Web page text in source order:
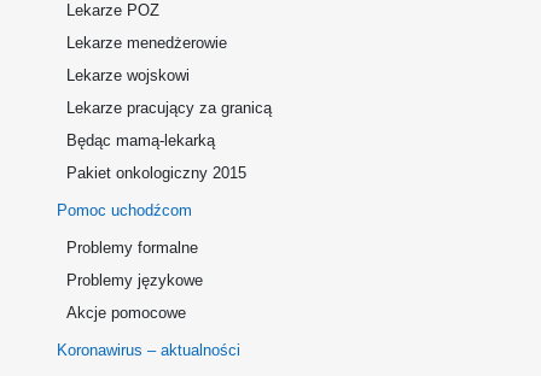
Lekarze POZ
Lekarze menedżerowie
Lekarze wojskowi
Lekarze pracujący za granicą
Będąc mamą-lekarką
Pakiet onkologiczny 2015
Pomoc uchodźcom
Problemy formalne
Problemy językowe
Akcje pomocowe
Koronawirus – aktualności